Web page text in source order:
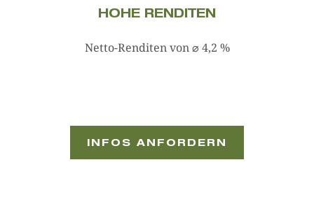
HOHE RENDITEN
Netto-Renditen von ⌀ 4,2 %
INFOS ANFORDERN